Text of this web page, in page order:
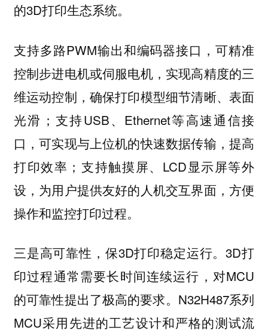
的3D打印生态系统。
支持多路PWM输出和编码器接口，可精准
控制步进电机或伺服电机，实现高精度的三
维运动控制，确保打印模型细节清晰、表面
光滑；支持USB、Ethernet等高速通信接
口，可实现与上位机的快速数据传输，提高
打印效率；支持触摸屏、LCD显示屏等外
设，为用户提供友好的人机交互界面，方便
操作和监控打印过程。
三是高可靠性，保3D打印稳定运行。3D打
印过程通常需要长时间连续运行，对MCU
的可靠性提出了极高的要求。N32H487系列
MCU采用先进的工艺设计和严格的测试流